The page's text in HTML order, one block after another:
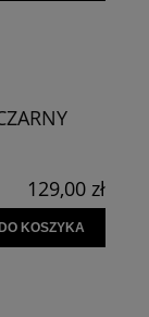
129,00 zł
DO KOSZYKA